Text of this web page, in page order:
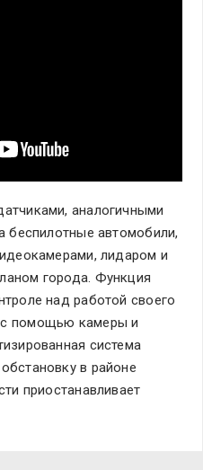
аналогичными
беспилотные автомобили,
лидаром и
города. Функция
над работой своего
помощью камеры и
система
в районе
приостанавливает